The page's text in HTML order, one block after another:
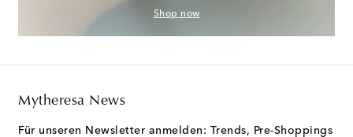
Shop now
Mytheresa News
Für unseren Newsletter anmelden: Trends, Pre-Shoppings